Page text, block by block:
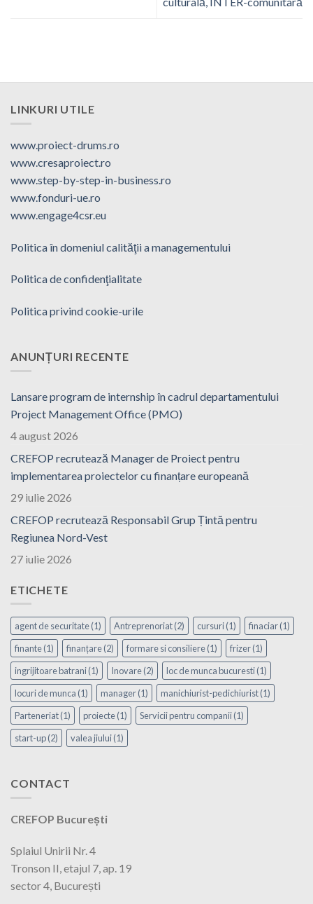
LINKURI UTILE
www.proiect-drums.ro
www.cresaproiect.ro
www.step-by-step-in-business.ro
www.fonduri-ue.ro
www.engage4csr.eu
Politica în domeniul calităţii a managementului
Politica de confidenţialitate
Politica privind cookie-urile
ANUNȚURI RECENTE
Lansare program de internship în cadrul departamentului
Project Management Office (PMO)
4 august 2026
CREFOP recrutează Manager de Proiect pentru
implementarea proiectelor cu finanțare europeană
29 iulie 2026
CREFOP recrutează Responsabil Grup Țintă pentru
Regiunea Nord-Vest
27 iulie 2026
ETICHETE
agent de securitate(1) Antreprenoriat(2) cursuri(1) finaciar(1)
finante(1) finanțare(2) formare si consiliere(1) frizer(1)
ingrijitoare batrani(1) Inovare(2) loc de munca bucuresti(1)
locuri de munca (1) manager(1) manichiurist-pedichiurist(1)
Parteneriat(1) proiecte(1) Servicii pentru companii(1)
start-up(2) valea jiului(1)
CONTACT
CREFOP București
Splaiul Unirii Nr. 4
Tronson II, etajul 7, ap. 19
sector 4, București